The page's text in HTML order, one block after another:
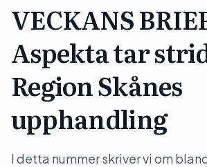
VECKANS
Aspekta tar
Region Skånes
upphandling
I detta nummer skriver vi om